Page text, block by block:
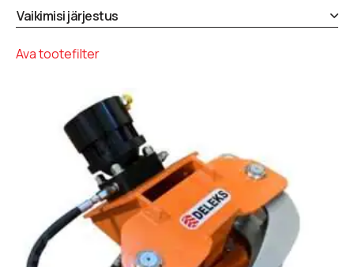
Ava tootefilter